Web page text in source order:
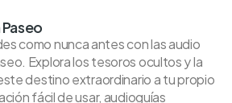
como nunca antes con las audio
Explora los tesoros ocultos y la
destino extraordinario a tu propio
fácil de usar, audioguías